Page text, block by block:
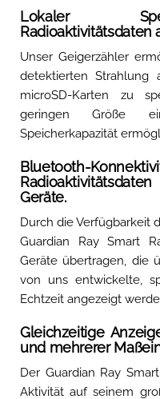
Lokaler
Radioaktivitätsdaten
Unser Geigerzähler
detektierten Strahlung
microSD-Karten zu
geringen Größe
Speicherkapazität
Bluetooth-
Geräte.
Durch die Verfügbarkeit
Guardian Ray Smart
Geräte übertragen, die
von uns entwickelte,
Echtzeit angezeigt
Gleichzeitige
und mehrerer
Der Guardian Ray
Aktivität auf seinem